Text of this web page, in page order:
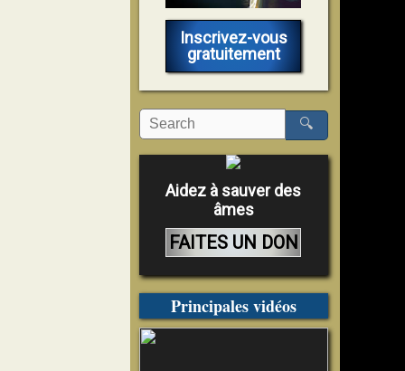
Inscrivez-vous
gratuitement
🔍
Aidez à sauver des
âmes
FAITES UN DON
Principales vidéos